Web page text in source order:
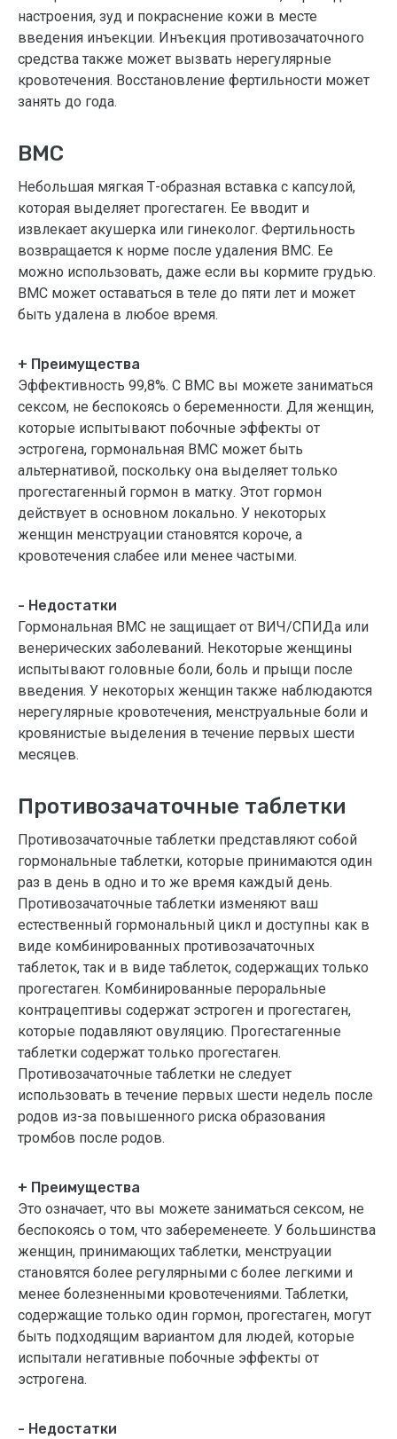
настроения, зуд и покраснение кожи в месте
введения инъекции. Инъекция противозачаточного
средства также может вызвать нерегулярные
кровотечения. Восстановление фертильности может
занять до года.
ВМС
Небольшая мягкая Т-образная вставка с капсулой,
которая выделяет прогестаген. Ее вводит и
извлекает акушерка или гинеколог. Фертильность
возвращается к норме после удаления ВМС. Ее
можно использовать, даже если вы кормите грудью.
ВМС может оставаться в теле до пяти лет и может
быть удалена в любое время.
+ Преимущества
Эффективность 99,8%. С ВМС вы можете заниматься
сексом, не беспокоясь о беременности. Для женщин,
которые испытывают побочные эффекты от
эстрогена, гормональная ВМС может быть
альтернативой, поскольку она выделяет только
прогестагенный гормон в матку. Этот гормон
действует в основном локально. У некоторых
женщин менструации становятся короче, а
кровотечения слабее или менее частыми.
- Недостатки
Гормональная ВМС не защищает от ВИЧ/СПИДа или
венерических заболеваний. Некоторые женщины
испытывают головные боли, боль и прыщи после
введения. У некоторых женщин также наблюдаются
нерегулярные кровотечения, менструальные боли и
кровянистые выделения в течение первых шести
месяцев.
Противозачаточные таблетки
Противозачаточные таблетки представляют собой
гормональные таблетки, которые принимаются один
раз в день в одно и то же время каждый день.
Противозачаточные таблетки изменяют ваш
естественный гормональный цикл и доступны как в
виде комбинированных противозачаточных
таблеток, так и в виде таблеток, содержащих только
прогестаген. Комбинированные пероральные
контрацептивы содержат эстроген и прогестаген,
которые подавляют овуляцию. Прогестагенные
таблетки содержат только прогестаген.
Противозачаточные таблетки не следует
использовать в течение первых шести недель после
родов из-за повышенного риска образования
тромбов после родов.
+ Преимущества
Это означает, что вы можете заниматься сексом, не
беспокоясь о том, что забеременеете. У большинства
женщин, принимающих таблетки, менструации
становятся более регулярными с более легкими и
менее болезненными кровотечениями. Таблетки,
содержащие только один гормон, прогестаген, могут
быть подходящим вариантом для людей, которые
испытали негативные побочные эффекты от
эстрогена.
- Недостатки